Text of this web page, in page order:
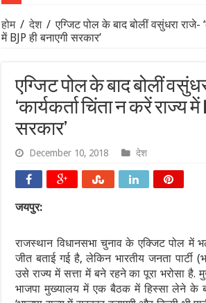
होम / देश / एग्जिट पोल के बाद बोलीं वसुंधरा राजे-
में BJP ही बनाएगी सरकार’
एग्जिट पोल के बाद बोलीं
‘कार्यकर्ता चिंता न करें राज्य में
सरकार’
December 10, 2018 देश
जयपुर:
राजस्थान विधानसभा चुनाव के एक्जिट पोल में
जीत बताई गई है, लेकिन भारतीय जनता पार्टी
उसे राज्य में सत्ता में बने रहने का पूरा भरोसा है.
भाजपा मुख्यालय में एक बैठक में हिस्सा लेने के